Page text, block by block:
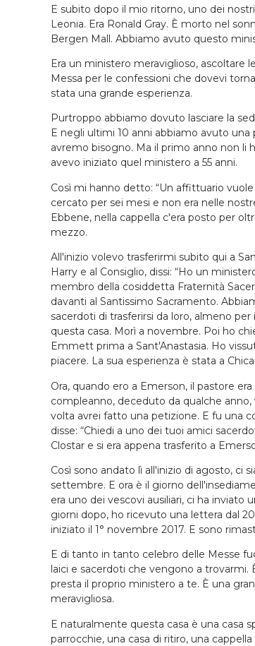
E subito dopo il mio ritorno, uno dei
Leonia. Era Ronald Gray. È morto nel
Bergen Mall. Abbiamo avuto questo
Era un ministero meraviglioso, ascoltare
Messa per le confessioni che dovevi
stata una grande esperienza.
Purtroppo abbiamo dovuto lasciare la
E negli ultimi 10 anni abbiamo avuto
avremo bisogno. Ma il primo anno non li
avevo iniziato quel ministero a 55 anni.
Così mi hanno detto: “Un affittuario
cercato per sei mesi e non era nelle
Ebbene, nella cappella c'era posto per
mezzo.
All'inizio volevo trasferirmi subito qui a
Harry e al Consiglio, dissi: “Ho un
membro della cosiddetta Fraternità
davanti al Santissimo Sacramento.
sacerdoti di trasferirsi da loro, almeno
questa casa. Morì a novembre. Poi ho
Emmett prima a Sant'Anastasia. Ho
piacere. La sua esperienza è stata a
Ora, quando ero a Emerson, il pastore
compleanno, deceduto da qualche
volta avrei fatto una petizione. E fu una
disse: “Chiedi a uno dei tuoi amici
Clostar e si era appena trasferito a
Così sono andato lì all'inizio di agosto, ci
settembre. E ora è il giorno
era uno dei vescovi ausiliari, ci ha inviato
giorni dopo, ho ricevuto una lettera dal
iniziato il 1° novembre 2017. E sono
E di tanto in tanto celebro delle Messe
laici e sacerdoti che vengono a
presta il proprio ministero a te. È una
meravigliosa.
E naturalmente questa casa è una casa
parrocchie, una casa di ritiro, una